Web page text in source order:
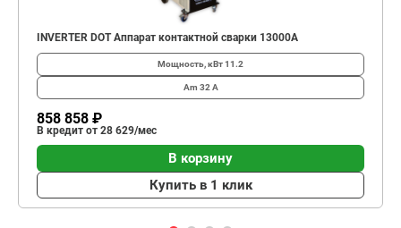
INVERTER DOT Аппарат контактной сварки 13000А
Мощность, кВт11.2
Am 32 А
858 858 ₽
В кредит от 28 629/мес
В корзину
Купить в 1 клик